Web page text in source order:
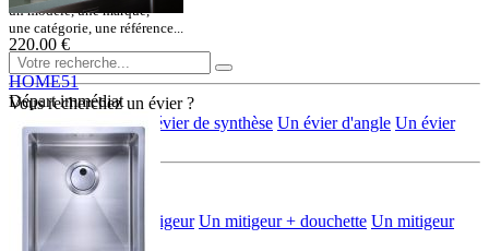
220.00 €
HOME51
Départ immédiat
un modèle, une marque,
une catégorie, une référence...
Vous recherchez un évier ?
Un évier en inox Un évier de synthèse Un évier d'angle Un évier
rond/ovale
Vous recherchez
une robinetterie ?
Un mélangeur
Un mitigeur Un mitigeur + douchette Un mitigeur
multi-jets + douchette